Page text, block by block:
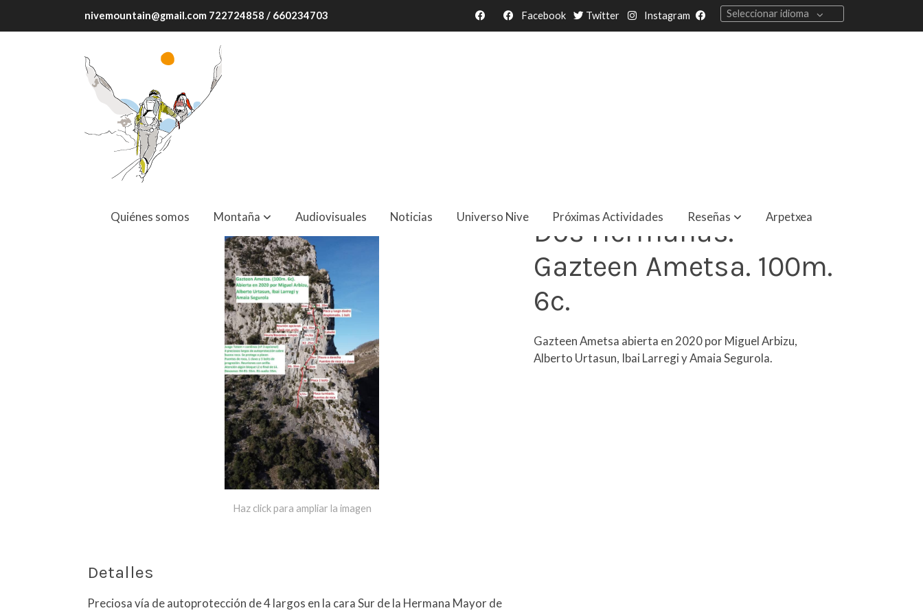
nivemountain@gmail.com 722724858 / 660234703 Facebook Twitter Instagram Seleccionar idioma
Quiénes somos Montaña Audiovisuales Noticias Universo Nive Próximas Actividades Reseñas Arpetxea
Dos Hermanas. Gazteen Ametsa. 100m. 6c.
Haz click para ampliar la imagen
Detalles
Preciosa vía de autoprotección de 4 largos en la cara Sur de la Hermana Mayor de
Dos Hermanas.
Gazteen Ametsa. 100m.
6c.
Gazteen Ametsa abierta en 2020 por Miguel Arbizu,
Alberto Urtasun, Ibai Larregi y Amaia Segurola.